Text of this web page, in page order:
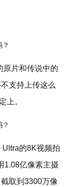
片和传说中的
支持上传这么
上。
的8K视频拍
1.08亿像素主摄
取到3300万像